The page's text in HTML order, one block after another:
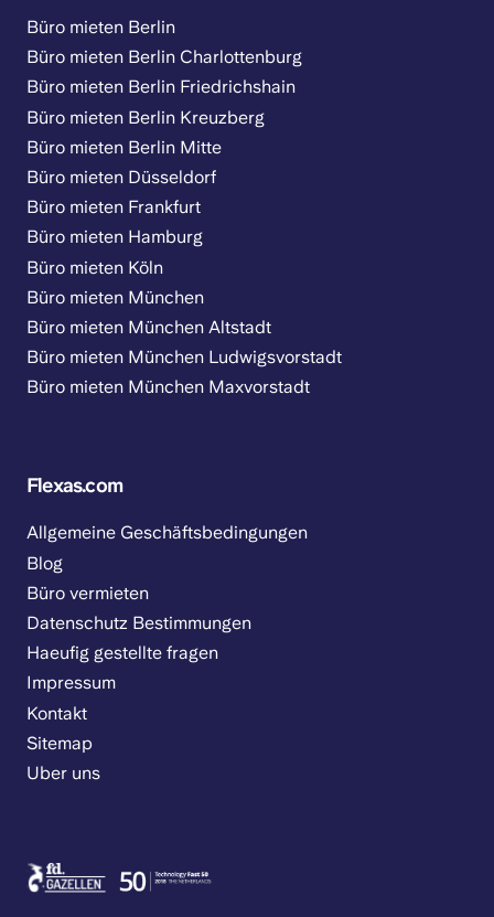
Büro mieten Berlin
Büro mieten Berlin Charlottenburg
Büro mieten Berlin Friedrichshain
Büro mieten Berlin Kreuzberg
Büro mieten Berlin Mitte
Büro mieten Düsseldorf
Büro mieten Frankfurt
Büro mieten Hamburg
Büro mieten Köln
Büro mieten München
Büro mieten München Altstadt
Büro mieten München Ludwigsvorstadt
Büro mieten München Maxvorstadt
Flexas.com
Allgemeine Geschäftsbedingungen
Blog
Büro vermieten
Datenschutz Bestimmungen
Haeufig gestellte fragen
Impressum
Kontakt
Sitemap
Uber uns